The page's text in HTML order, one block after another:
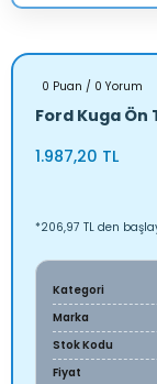
0 Puan / 0 Yorum
Ford Kuga
1.987,20 TL
*206,97 TL den
Kategori
Marka
Stok Kodu
Fiyat